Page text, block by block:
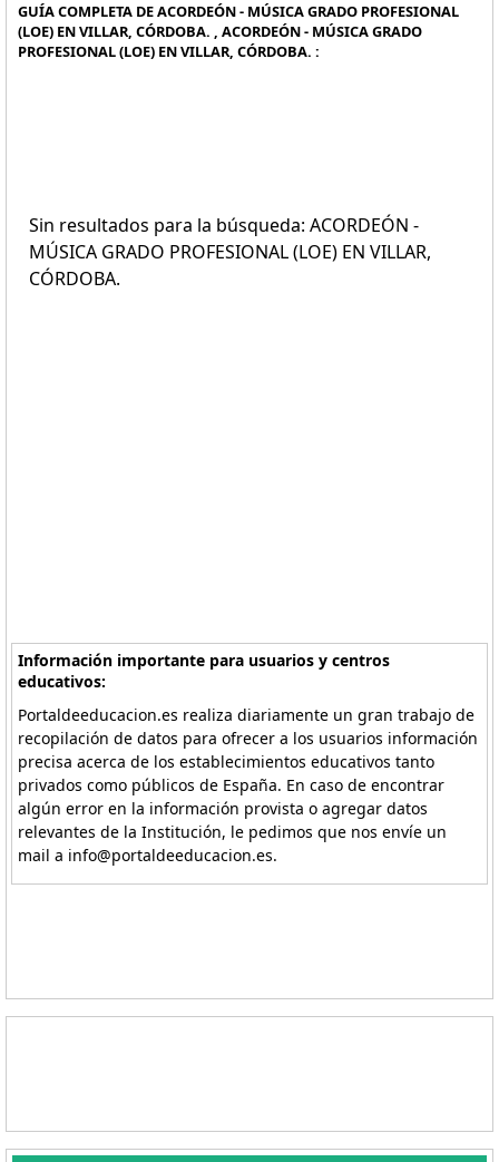
GUÍA COMPLETA DE ACORDEÓN - MÚSICA GRADO PROFESIONAL
(LOE) EN VILLAR, CÓRDOBA. , ACORDEÓN - MÚSICA GRADO
PROFESIONAL (LOE) EN VILLAR, CÓRDOBA. :
Sin resultados para la búsqueda: ACORDEÓN -
MÚSICA GRADO PROFESIONAL (LOE) EN VILLAR,
CÓRDOBA.
Información importante para usuarios y centros
educativos:
Portaldeeducacion.es realiza diariamente un gran trabajo de
recopilación de datos para ofrecer a los usuarios información
precisa acerca de los establecimientos educativos tanto
privados como públicos de España. En caso de encontrar
algún error en la información provista o agregar datos
relevantes de la Institución, le pedimos que nos envíe un
mail a info@portaldeeducacion.es.